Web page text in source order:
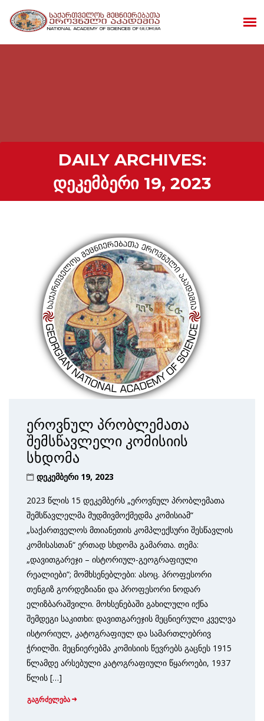
DAILY ARCHIVES:
ᲓᲔᲙᲔᲛᲑᲔᲠᲘ 19, 2023
ეროვნულ პრობლემათა
შემსწავლელი კომისიის
სხდომა
დეკემბერი 19, 2023
2023 წლის 15 დეკემბერს „ეროვნულ პრობლემათა
შემსწავლელმა მუდმივმოქმედმა კომისიამ“
„საქართველოს მთიანეთის კომპლექსური შესწავლის
კომისასთან“ ერთად სხდომა გამართა. თემა:
„დავითგარეჯი – ისტორიულ-გეოგრაფიული
რეალიები“; მომხსენებლები: ასოც. პროფესორი
თენგიზ გორდეზიანი და პროფესორი ნოდარ
ელიზბარაშვილი. მოხსენებაში გახილული იქნა
შემდეგი საკითხი: დავითგარეჯის მეცნიერული კველვა
ისტორიულ, კატოგრაფიულ და სამართლებრივ
ჭრილში. მეცნიერებმა კომისიის წევრებს გაცნეს 1915
წლამდე არსებული კატოგრაფიული წყაროები, 1937
წლის […]
გაგრძელება